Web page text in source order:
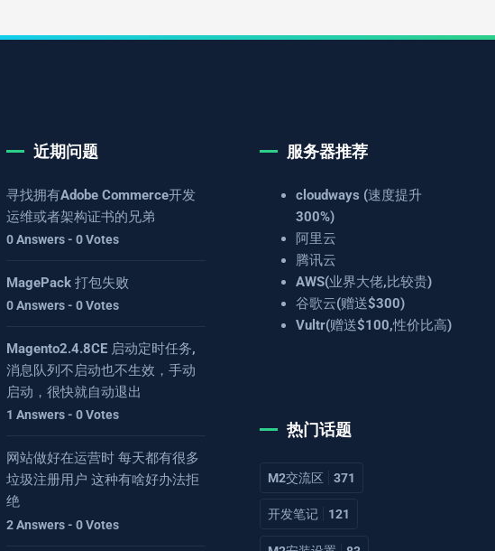
近期问题
寻找拥有Adobe Commerce开发
运维或者架构证书的兄弟
0 Answers - 0 Votes
MagePack 打包失败
0 Answers - 0 Votes
Magento2.4.8CE 启动定时任务,
消息队列不启动也不生效，手动
启动，很快就自动退出
1 Answers - 0 Votes
网站做好在运营时 每天都有很多
垃圾注册用户 这种有啥好办法拒
绝
2 Answers - 0 Votes
服务器推荐
cloudways (速度提升
300%)
阿里云
腾讯云
AWS(业界大佬,比较贵)
谷歌云(赠送$300)
Vultr(赠送$100,性价比高)
热门话题
M2交流区 371
开发笔记 121